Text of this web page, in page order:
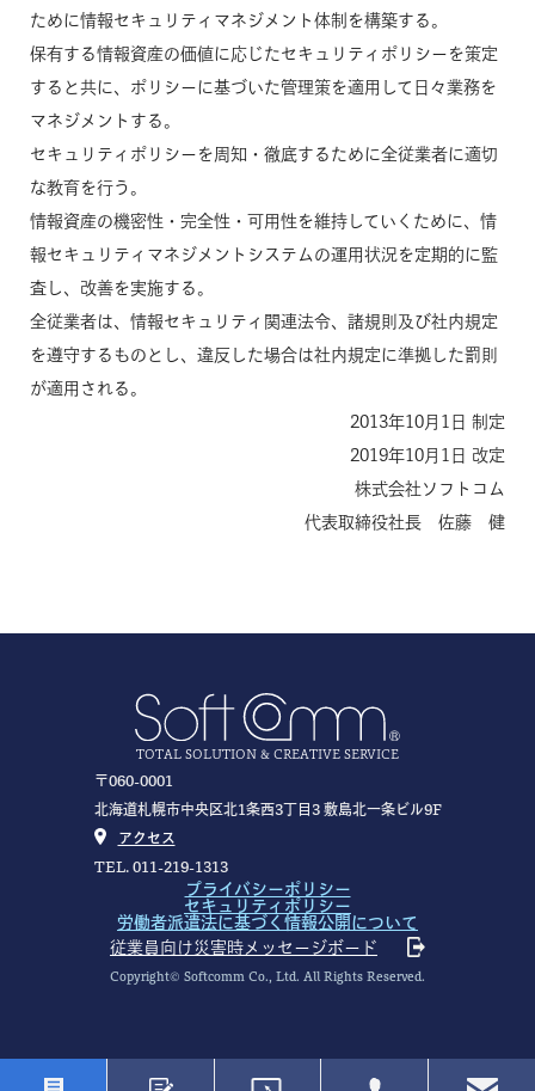
ために情報セキュリティマネジメント体制を構築する。
保有する情報資産の価値に応じたセキュリティポリシーを策定
すると共に、ポリシーに基づいた管理策を適用して日々業務を
マネジメントする。
セキュリティポリシーを周知・徹底するために全従業者に適切
な教育を行う。
情報資産の機密性・完全性・可用性を維持していくために、情
報セキュリティマネジメントシステムの運用状況を定期的に監
査し、改善を実施する。
全従業者は、情報セキュリティ関連法令、諸規則及び社内規定
を遵守するものとし、違反した場合は社内規定に準拠した罰則
が適用される。
2013年10月1日 制定
2019年10月1日 改定
株式会社ソフトコム
代表取締役社長 佐藤 健
TOTAL SOLUTION & CREATIVE SERVICE
〒060-0001
北海道札幌市中央区北1条西3丁目3 敷島北一条ビル9F
アクセス
TEL. 011-219-1313
プライバシーポリシー
セキュリティポリシー
労働者派遣法に基づく情報公開について
従業員向け災害時メッセージボード
Copyright© Softcomm Co., Ltd. All Rights Reserved.